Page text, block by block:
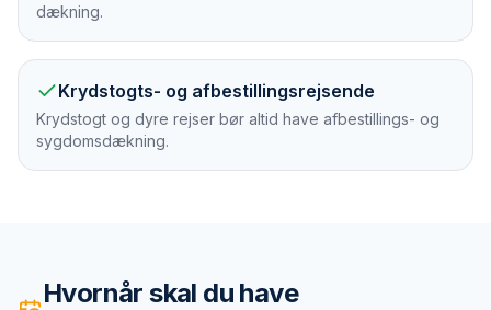
dækning.
Krydstogts- og afbestillingsrejsende
Krydstogt og dyre rejser bør altid have afbestillings- og
sygdomsdækning.
Hvornår skal du have